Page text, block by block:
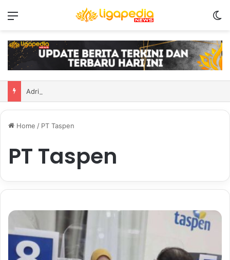
Adrian Purzycki jadi penggawa asing anyar PSIM
Home / PT Taspen
PT Taspen